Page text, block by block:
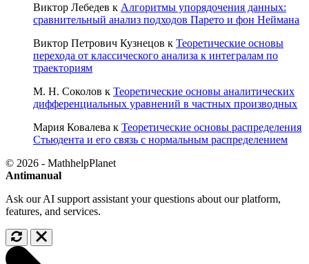
Виктор Лебедев к Алгоритмы упорядочения данных:
сравнительный анализ подходов Парето и фон Неймана
Виктор Петрович Кузнецов к Теоретические основы
перехода от классического анализа к интегралам по
траекториям
М. Н. Соколов к Теоретические основы аналитических
дифференциальных уравнений в частных производных
Мария Ковалева к Теоретические основы распределения
Стьюдента и его связь с нормальным распределением
© 2026 - MathhelpPlanet
Antimanual
Ask our AI support assistant your questions about our platform,
features, and services.